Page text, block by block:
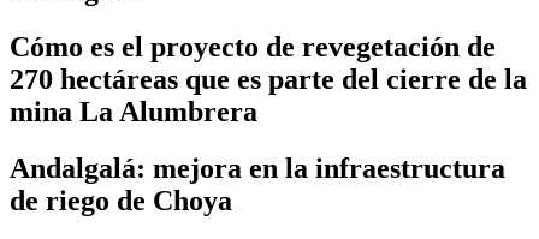
Cómo es el proyecto de revegetación de
270 hectáreas que es parte del cierre de la
mina La Alumbrera
Andalgalá: mejora en la infraestructura
de riego de Choya